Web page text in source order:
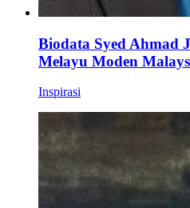
Biodata Syed Ahmad
Melayu Moden
Inspirasi